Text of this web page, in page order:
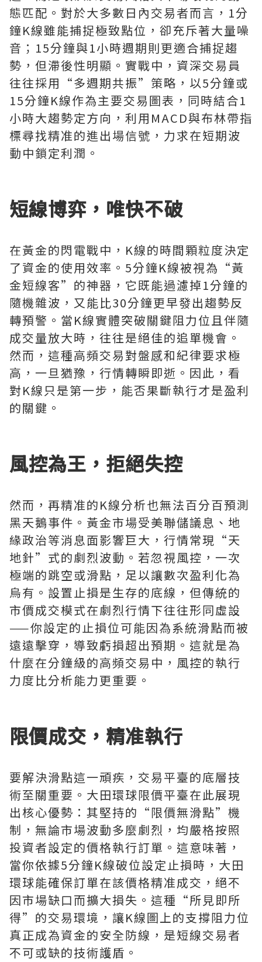
態匹配。對於大多數日內交易者而言，1分
鐘K線雖能捕捉極致點位，卻充斥著大量噪
音；15分鐘與1小時週期則更適合捕捉趨
勢，但滯後性明顯。實戰中，資深交易員
往往採用“多週期共振”策略，以5分鐘或
15分鐘K線作為主要交易圖表，同時結合1
小時大趨勢定方向，利用MACD與布林帶指
標尋找精准的進出場信號，力求在短期波
動中鎖定利潤。
短線博弈，唯快不破
在黃金的閃電戰中，K線的時間顆粒度決定
了資金的使用效率。5分鐘K線被視為“黃
金短線客”的神器，它既能過濾掉1分鐘的
隨機雜波，又能比30分鐘更早發出趨勢反
轉預警。當K線實體突破關鍵阻力位且伴隨
成交量放大時，往往是絕佳的追單機會。
然而，這種高頻交易對盤感和紀律要求極
高，一旦猶豫，行情轉瞬即逝。因此，看
對K線只是第一步，能否果斷執行才是盈利
的關鍵。
風控為王，拒絕失控
然而，再精准的K線分析也無法百分百預測
黑天鵝事件。黃金市場受美聯儲議息、地
緣政治等消息面影響巨大，行情常現“天
地針”式的劇烈波動。若忽視風控，一次
極端的跳空或滑點，足以讓數次盈利化為
烏有。設置止損是生存的底線，但傳統的
市價成交模式在劇烈行情下往往形同虛設
——你設定的止損位可能因為系統滑點而被
遠遠擊穿，導致虧損超出預期。這就是為
什麼在分鐘級的高頻交易中，風控的執行
力度比分析能力更重要。
限價成交，精准執行
要解決滑點這一頑疾，交易平臺的底層技
術至關重要。大田環球限價平臺在此展現
出核心優勢：其堅持的“限價無滑點”機
制，無論市場波動多麼劇烈，均嚴格按照
投資者設定的價格執行訂單。這意味著，
當你依據5分鐘K線破位設定止損時，大田
環球能確保訂單在該價格精准成交，絕不
因市場缺口而擴大損失。這種“所見即所
得”的交易環境，讓K線圖上的支撐阻力位
真正成為資金的安全防線，是短線交易者
不可或缺的技術護盾。